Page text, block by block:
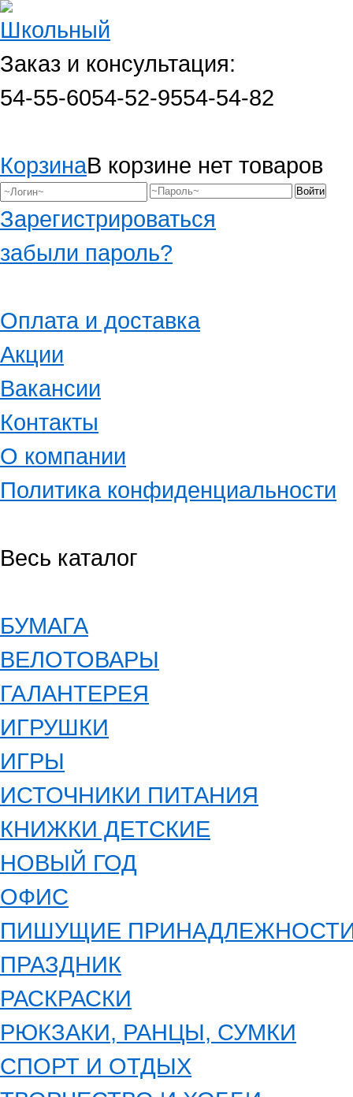
Заказ и консультация:
54-55-6054-52-9554-54-82
КорзинаВ корзине нет товаров
Зарегистрироваться
забыли пароль?
Оплата и доставка
Акции
Вакансии
Контакты
О компании
Политика конфиденциальности
Весь каталог
БУМАГА
ВЕЛОТОВАРЫ
ГАЛАНТЕРЕЯ
ИГРУШКИ
ИГРЫ
ИСТОЧНИКИ ПИТАНИЯ
КНИЖКИ ДЕТСКИЕ
НОВЫЙ ГОД
ОФИС
ПИШУЩИЕ
ПРАЗДНИК
РАСКРАСКИ
РЮКЗАКИ, РАНЦЫ, СУМКИ
СПОРТ И ОТДЫХ